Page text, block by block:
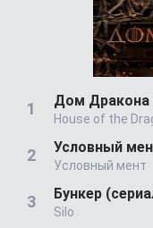
Дом Дракона
House of the
Условный
Условный мент
Бункер
Silo